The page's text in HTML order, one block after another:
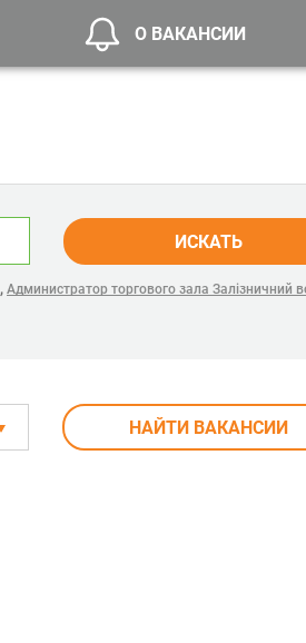
О ВАКАНСИИ
ИСКАТЬ
, Администратор торгового зала Залізничний
НАЙТИ ВАКАНСИИ